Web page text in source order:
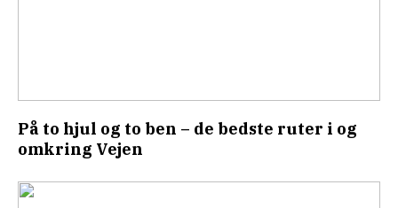
På to hjul og to ben – de bedste ruter i og
omkring Vejen